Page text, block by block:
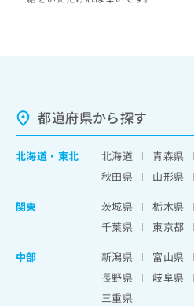
都道府県から探す
北海道 ・ 東北 北海道 青森県
秋田県
山形県
関東
茨城県 栃木県
千葉県
東京都
中部
新潟県 富山県
長野県
岐阜県
三重県